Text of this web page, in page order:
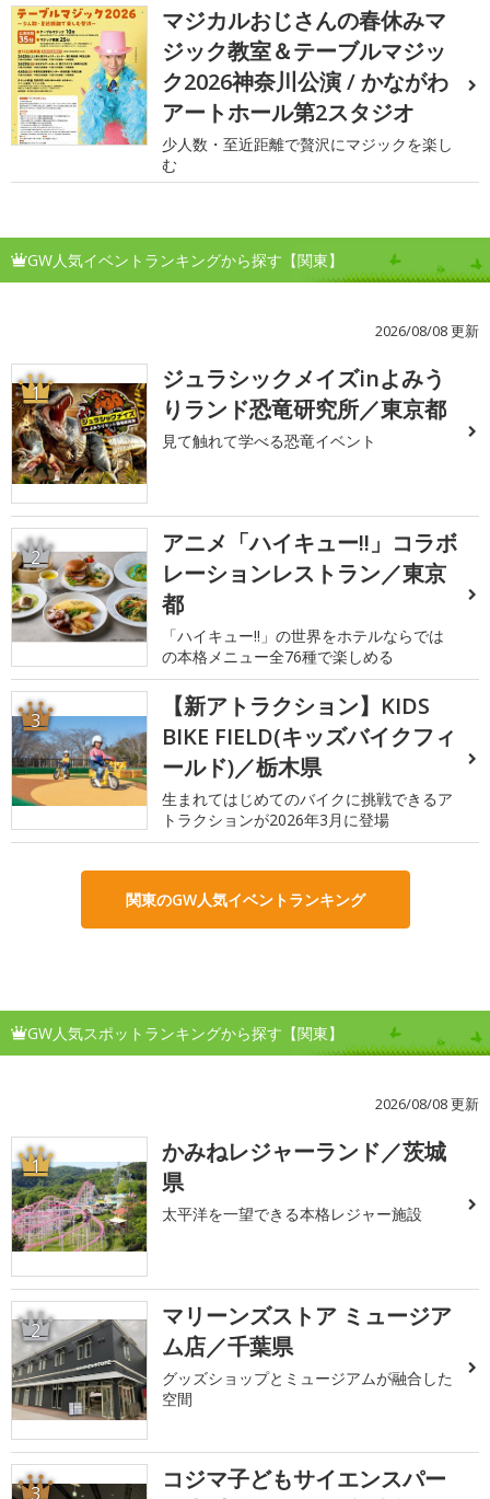
マジカルおじさんの春休みマ
ジック教室＆テーブルマジッ
ク2026神奈川公演 / かながわ
アートホール第2スタジオ
少人数・至近距離で贅沢にマジックを楽し
む
GW人気イベントランキングから探す【関東】
2026/08/08 更新
1
ジュラシックメイズinよみう
りランド恐竜研究所／東京都
見て触れて学べる恐竜イベント
2
アニメ「ハイキュー!!」コラボ
レーションレストラン／東京
都
「ハイキュー!!」の世界をホテルならでは
の本格メニュー全76種で楽しめる
3
【新アトラクション】KIDS
BIKE FIELD(キッズバイクフィ
ールド)／栃木県
生まれてはじめてのバイクに挑戦できるア
トラクションが2026年3月に登場
関東のGW人気イベントランキング
GW人気スポットランキングから探す【関東】
2026/08/08 更新
1
かみねレジャーランド／茨城
県
太平洋を一望できる本格レジャー施設
2
マリーンズストア ミュージア
ム店／千葉県
グッズショップとミュージアムが融合した
空間
3
コジマ子どもサイエンスパー